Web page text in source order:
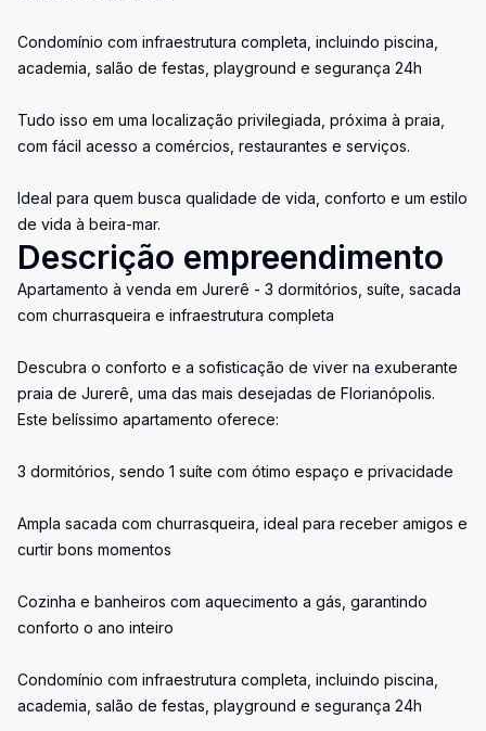
Condomínio com infraestrutura completa, incluindo piscina,
academia, salão de festas, playground e segurança 24h
Tudo isso em uma localização privilegiada, próxima à praia,
com fácil acesso a comércios, restaurantes e serviços.
Ideal para quem busca qualidade de vida, conforto e um estilo
de vida à beira-mar.
Descrição empreendimento
Apartamento à venda em Jurerê - 3 dormitórios, suíte, sacada
com churrasqueira e infraestrutura completa
Descubra o conforto e a sofisticação de viver na exuberante
praia de Jurerê, uma das mais desejadas de Florianópolis.
Este belíssimo apartamento oferece:
3 dormitórios, sendo 1 suíte com ótimo espaço e privacidade
Ampla sacada com churrasqueira, ideal para receber amigos e
curtir bons momentos
Cozinha e banheiros com aquecimento a gás, garantindo
conforto o ano inteiro
Condomínio com infraestrutura completa, incluindo piscina,
academia, salão de festas, playground e segurança 24h